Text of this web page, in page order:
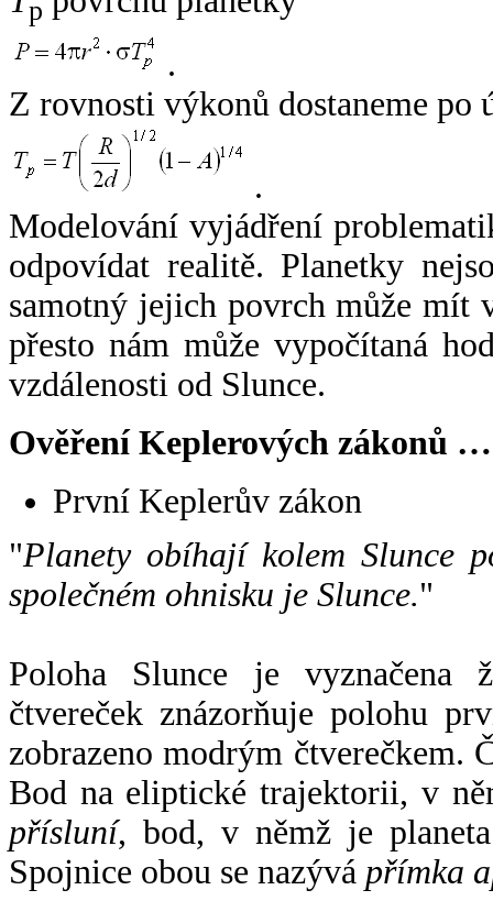
p
.
Z rovnosti výkonů dostaneme po
.
Modelování vyjádření
odpovídat realitě. Planetky
samotný jejich povrch může mít
přesto nám může vypočítaná
vzdálenosti od Slunce.
Ověření Keplerových zákonů …
První Keplerův zákon
"Planety obíhají kolem Slunce
společném ohnisku je Slunce."
Poloha Slunce je vyznačena
čtvereček znázorňuje polohu
zobrazeno modrým čtverečkem.
Bod na eliptické trajektorii, v
přísluní, bod, v němž je
Spojnice obou se nazývá přímka